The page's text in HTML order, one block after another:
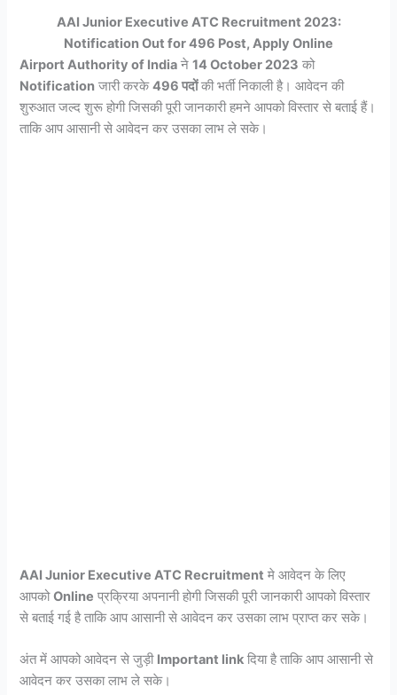
AAI Junior Executive ATC Recruitment 2023:
Notification Out for 496 Post, Apply Online
Airport Authority of India ने14 October 2023 को
Notification जारी करके496 पदोंकी भर्ती निकाली है। आवेदन की
शुरुआत जल्द शुरू होगी जिसकी पूरी जानकारी हमने आपको विस्तार से बताई हैं।
ताकि आप आसानी से आवेदन कर उसका लाभ ले सके।
AAI Junior Executive ATC Recruitment मे आवेदन के लिए
आपकोOnline प्रक्रिया अपनानी होगी जिसकी पूरी जानकारी आपको विस्तार
से बताई गई है ताकि आप आसानी से आवेदन कर उसका लाभ प्राप्त कर सके।
अंत में आपको आवेदन से जुड़ी Important link दिया है ताकि आप आसानी से
आवेदन कर उसका लाभ ले सके।